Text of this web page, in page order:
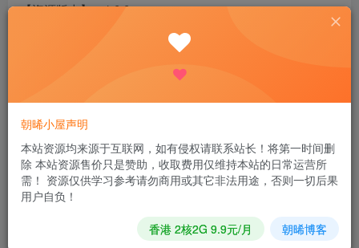
【资源版本】：1.0.0
【资源介绍】：腾讯视频车载提取版是一款高质量车载视频
软件，为广大有车车主定制，海量众多好看视频内容，让我
们在行车过程中不再寂寞，有很多内容都是直接搜索能够找
到，每天都会为我们更新出来很多好看内容，获得最优质体
验过程，放松我们整个身心，不要错过了。
朝晞小屋声明
本站资源均来源于互联网，如有侵权请联系站长！将第一时间删
除 本站资源售价只是赞助，收取费用仅维持本站的日常运营所
需！ 资源仅供学习参考请勿商用或其它非法用途，否则一切后果
用户自负！
香港 2核2G 9.9元/月 朝晞博客